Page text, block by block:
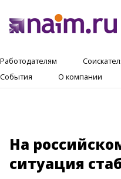
Работодателям
События
О компании
На
ситуация